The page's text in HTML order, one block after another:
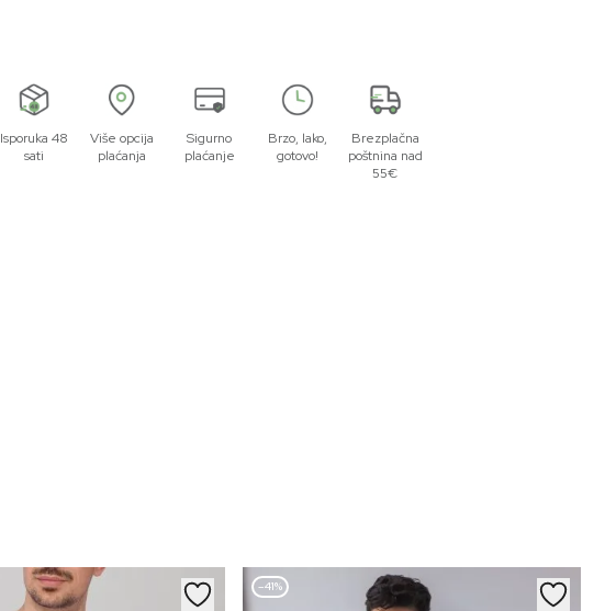
Isporuka 48
sati
Više opcija
plaćanja
Sigurno
plaćanje
Brzo, lako,
gotovo!
Brezplačna
poštnina nad
55€
–41%